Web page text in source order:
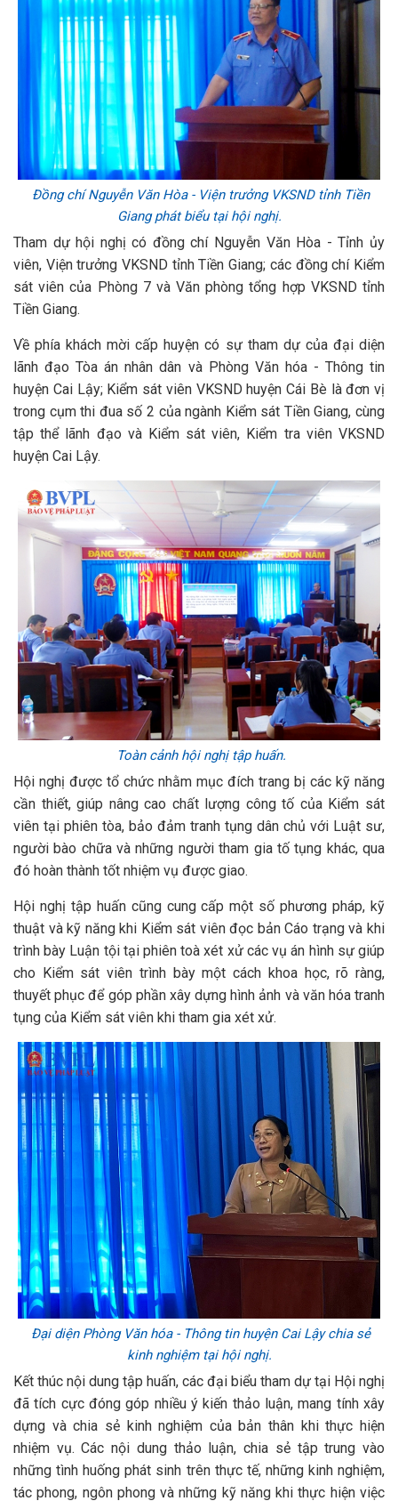
Đồng chí Nguyễn Văn Hòa - Viện trưởng VKSND tỉnh Tiền
Giang phát biểu tại hội nghị.
Tham dự hội nghị có đồng chí Nguyễn Văn Hòa - Tỉnh ủy
viên, Viện trưởng VKSND tỉnh Tiền Giang; các đồng chí Kiểm
sát viên của Phòng 7 và Văn phòng tổng hợp VKSND tỉnh
Tiền Giang.
Về phía khách mời cấp huyện có sự tham dự của đại diện
lãnh đạo Tòa án nhân dân và Phòng Văn hóa - Thông tin
huyện Cai Lậy; Kiểm sát viên VKSND huyện Cái Bè là đơn vị
trong cụm thi đua số 2 của ngành Kiểm sát Tiền Giang, cùng
tập thể lãnh đạo và Kiểm sát viên, Kiểm tra viên VKSND
huyện Cai Lậy.
Toàn cảnh hội nghị tập huấn.
Hội nghị được tổ chức nhằm mục đích trang bị các kỹ năng
cần thiết, giúp nâng cao chất lượng công tố của Kiểm sát
viên tại phiên tòa, bảo đảm tranh tụng dân chủ với Luật sư,
người bào chữa và những người tham gia tố tụng khác, qua
đó hoàn thành tốt nhiệm vụ được giao.
Hội nghị tập huấn cũng cung cấp một số phương pháp, kỹ
thuật và kỹ năng khi Kiểm sát viên đọc bản Cáo trạng và khi
trình bày Luận tội tại phiên toà xét xử các vụ án hình sự giúp
cho Kiểm sát viên trình bày một cách khoa học, rõ ràng,
thuyết phục để góp phần xây dựng hình ảnh và văn hóa tranh
tụng của Kiểm sát viên khi tham gia xét xử.
Đại diện Phòng Văn hóa -Thông tin huyện Cai Lậy chia sẻ
kinh nghiệm tại hội nghị.
Kết thúc nội dung tập huấn, các đại biểu tham dự tại Hội nghị
đã tích cực đóng góp nhiều ý kiến thảo luận, mang tính xây
dựng và chia sẻ kinh nghiệm của bản thân khi thực hiện
nhiệm vụ. Các nội dung thảo luận, chia sẻ tập trung vào
những tình huống phát sinh trên thực tế, những kinh nghiệm,
tác phong, ngôn phong và những kỹ năng khi thực hiện việc